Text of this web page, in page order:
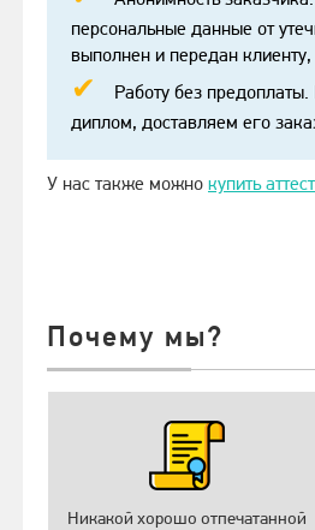
персональные данные от
выполнен и передан
Работу без
диплом, доставляем его
У нас также можно купить
Почему мы?
Никакой хорошо отпечатанной